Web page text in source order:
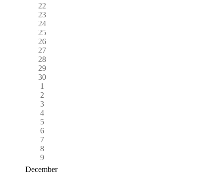
22
23
24
25
26
27
28
29
30
1
2
3
4
5
6
7
8
9
December